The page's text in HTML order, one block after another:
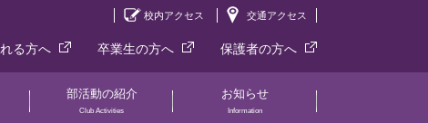
校内アクセス 交通アクセス
る方へ 卒業生の方へ 保護者の方へ
部活動の紹介
Club Activities
お知らせ
Information